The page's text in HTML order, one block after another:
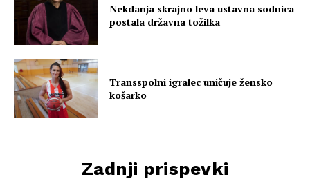
Nekdanja skrajno leva ustavna sodnica
postala državna tožilka
Transspolni igralec uničuje žensko
košarko
Zadnji prispevki